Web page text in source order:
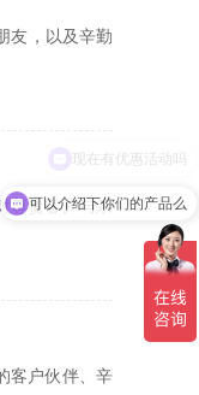
友，以及辛勤
尊贵客户与亲
客户伙伴、辛
可以介绍下你们的产品么
现在有优惠活动吗